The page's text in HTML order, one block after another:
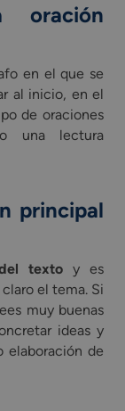
en el que se
al inicio, en el
de oraciones
una lectura
principal
textoy es
el tema. Si
muy buenas
ideas y
elaboración de